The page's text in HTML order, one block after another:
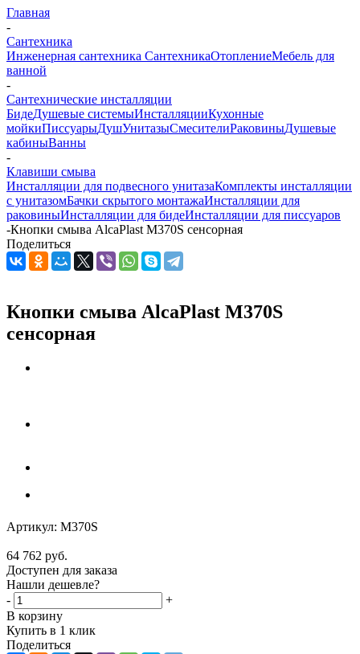
Главная
-
Сантехника
Инженерная сантехника СантехникаОтоплениеМебель для
ванной
-
Сантехнические инсталляции
БидеДушевые системыИнсталляцииКухонные
мойкиПиссуарыДушУнитазыСмесителиРаковиныДушевые
кабиныВанны
-
Клавиши смыва
Инсталляции для подвесного унитазаКомплекты инсталляции
с унитазомБачки скрытого монтажаИнсталляции для
раковиныИнсталляции для бидеИнсталляции для писсуаров
-Кнопки смыва AlcaPlast M370S сенсорная
Поделиться
Кнопки смыва AlcaPlast M370S
сенсорная
Артикул: M370S
64 762 руб.
Доступен для заказа
Нашли дешевле?
-
+
В корзину
Купить в 1 клик
Поделиться